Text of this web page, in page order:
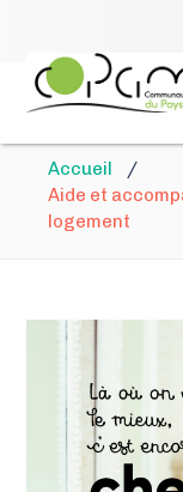
Accueil
/
Aide et
logement